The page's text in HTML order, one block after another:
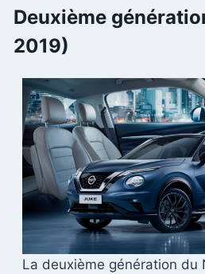
Deuxième
2019)
La deuxième génération du